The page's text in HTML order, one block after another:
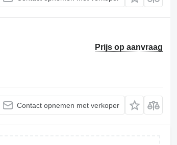
Prijs op aanvraag
Contact opnemen met verkoper